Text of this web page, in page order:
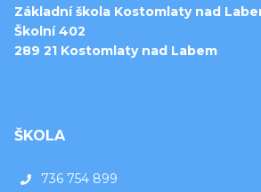
Základní škola Kostomlaty nad
Školní 402
289 21 Kostomlaty nad Labem
ŠKOLA
736 754 899